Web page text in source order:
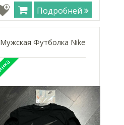
Подробней
Мужская Футболка Nike